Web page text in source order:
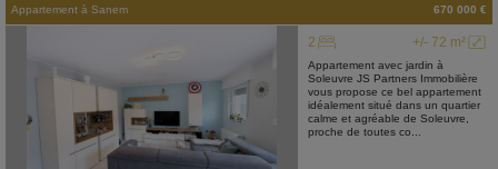
Appartement à Sanem 670 000 €
+/- 72 m²
2
Appartement avec jardin à
Soleuvre JS Partners Immobilière
vous propose ce bel appartement
idéalement situé dans un quartier
calme et agréable de Soleuvre,
proche de toutes co...